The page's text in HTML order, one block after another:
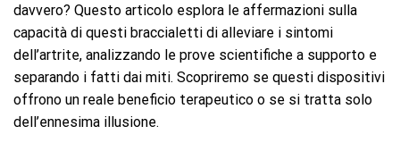
davvero? Questo articolo esplora le affermazioni sulla
capacità di questi braccialetti di alleviare i sintomi
dell’artrite, analizzando le prove scientifiche a supporto e
separando i fatti dai miti. Scopriremo se questi dispositivi
offrono un reale beneficio terapeutico o se si tratta solo
dell’ennesima illusione.